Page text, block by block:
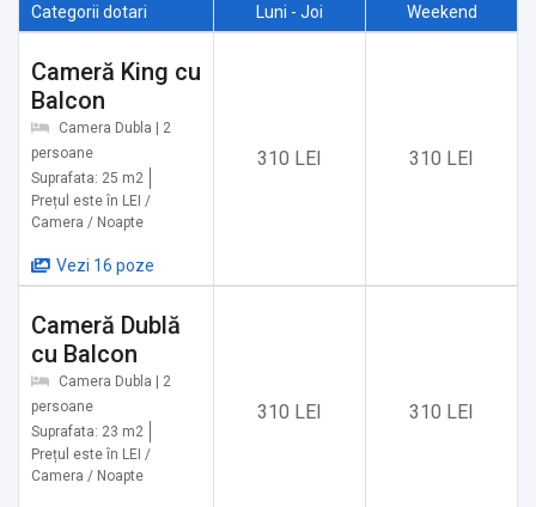
Obiective turistice în zonă:
✔️ Pârtia Bran-Zănoaga (Brava Park): 1 km
✔️ Castelul Bran: 3,4 km
✔️ Club Vila Bran (pentru copii): 4,2 km
✔️ Mănăstirea Bran, Șimon: 11,7 km
✔️ Peștera Liliecilor: 12,9 km
✔️ Cascada La Chișătoare: 13,2 km
✔️ Amfiteatrul Transilvania: 14,9 km
✔️ Sanctuarul Libearty Zărnești: 16 km
✔️ Dino Parc (pentru copii): 16,9 km
✔️ Cetatea Râșnov: 17,3 km
✔️ Mănăstirea Colțul Chiliilor: 18,1 km
✔️ Prăpăstile Zărneștiului: 18,4 km
✔️ Plaiul Foii Zărnești: 23,3 km
✔️ Pârtia Bradul Poiana Brașov: 26,3 km
Categorii dotari Luni - Joi Weekend
Cameră King cu
Balcon
Camera Dubla | 2
persoane
Suprafata: 25 m2
Prețul este în LEI /
Camera / Noapte
Vezi 16 poze
310 LEI 310 LEI
Cameră Dublă
cu Balcon
Camera Dubla | 2
persoane
Suprafata: 23 m2
Prețul este în LEI /
Camera / Noapte
310 LEI 310 LEI